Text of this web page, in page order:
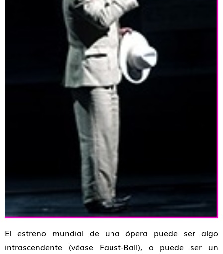
El estreno mundial de una ópera puede ser algo
intrascendente (véase Faust-Ball), o puede ser un